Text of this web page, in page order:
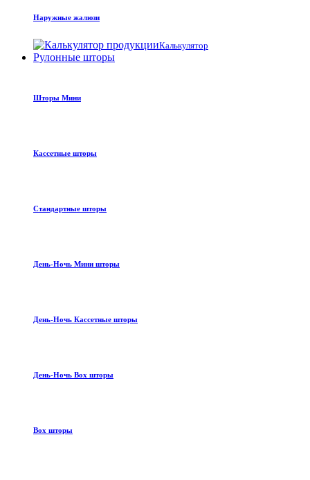
Наружные жалюзи
Калькулятор
Рулонные шторы
Шторы Мини
Кассетные шторы
Стандартные шторы
День-Ночь Мини шторы
День-Ночь Кассетные шторы
День-Ночь Box шторы
Box шторы